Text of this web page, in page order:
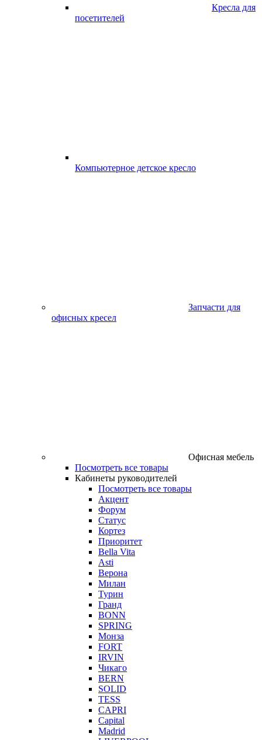
Кресла для
посетителей
Компьютерное детское кресло
Запчасти для
офисных кресел
Офисная мебель
Посмотреть все товары
Кабинеты руководителей
Посмотреть все товары
Акцент
Форум
Статус
Кортез
Приоритет
Bella Vita
Asti
Верона
Милан
Турин
Гранд
BONN
SPRING
Монза
FORT
IRVIN
Чикаго
BERN
SOLID
TESS
CAPRI
Capital
Madrid